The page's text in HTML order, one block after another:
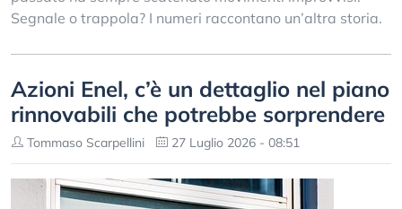
Segnale o trappola? I numeri raccontano un’altra storia.
Azioni Enel, c’è un dettaglio nel piano
rinnovabili che potrebbe sorprendere
Tommaso Scarpellini 27 Luglio 2026 - 08:51